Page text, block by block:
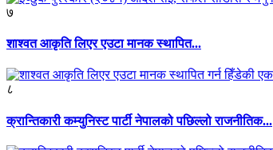
७
शाश्वत आकृति लिएर एउटा मानक स्थापित...
८
क्रान्तिकारी कम्युनिस्ट पार्टी नेपालको पछिल्लो राजनीतिक...